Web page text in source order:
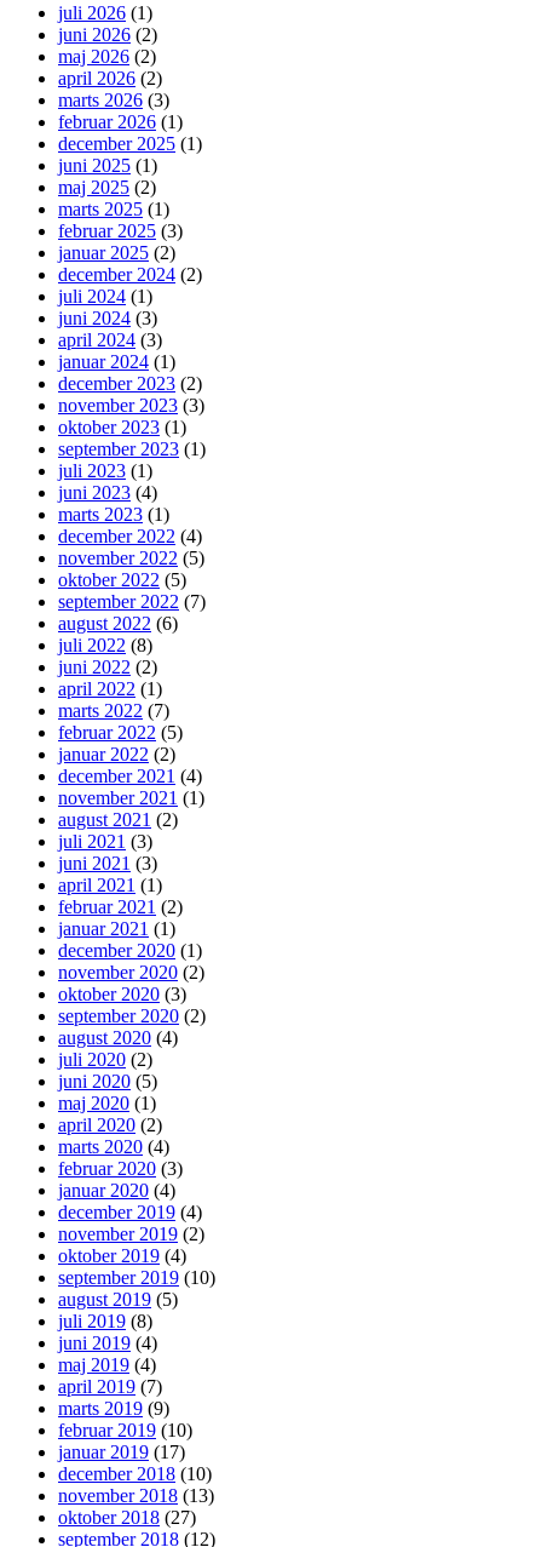
juli 2026 (1)
juni 2026 (2)
maj 2026 (2)
april 2026 (2)
marts 2026 (3)
februar 2026 (1)
december 2025 (1)
juni 2025 (1)
maj 2025 (2)
marts 2025 (1)
februar 2025 (3)
januar 2025 (2)
december 2024 (2)
juli 2024 (1)
juni 2024 (3)
april 2024 (3)
januar 2024 (1)
december 2023 (2)
november 2023 (3)
oktober 2023 (1)
september 2023 (1)
juli 2023 (1)
juni 2023 (4)
marts 2023 (1)
december 2022 (4)
november 2022 (5)
oktober 2022 (5)
september 2022 (7)
august 2022 (6)
juli 2022 (8)
juni 2022 (2)
april 2022 (1)
marts 2022 (7)
februar 2022 (5)
januar 2022 (2)
december 2021 (4)
november 2021 (1)
august 2021 (2)
juli 2021 (3)
juni 2021 (3)
april 2021 (1)
februar 2021 (2)
januar 2021 (1)
december 2020 (1)
november 2020 (2)
oktober 2020 (3)
september 2020 (2)
august 2020 (4)
juli 2020 (2)
juni 2020 (5)
maj 2020 (1)
april 2020 (2)
marts 2020 (4)
februar 2020 (3)
januar 2020 (4)
december 2019 (4)
november 2019 (2)
oktober 2019 (4)
september 2019 (10)
august 2019 (5)
juli 2019 (8)
juni 2019 (4)
maj 2019 (4)
april 2019 (7)
marts 2019 (9)
februar 2019 (10)
januar 2019 (17)
december 2018 (10)
november 2018 (13)
oktober 2018 (27)
september 2018 (12)